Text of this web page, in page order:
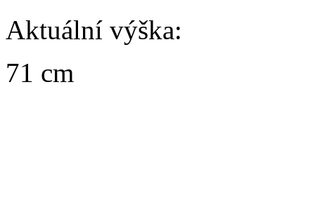
Aktuální výška:
71 cm